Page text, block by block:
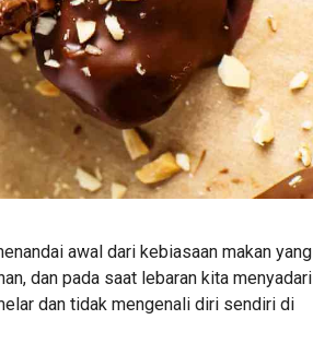
awal dari kebiasaan makan yang
dan pada saat lebaran kita menyadari
dan tidak mengenali diri sendiri di